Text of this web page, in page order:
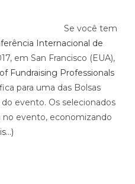
Se você tem
Internacional de
em San Francisco (EUA),
Fundraising Professionals
para uma das Bolsas
evento. Os selecionados
no evento, economizando